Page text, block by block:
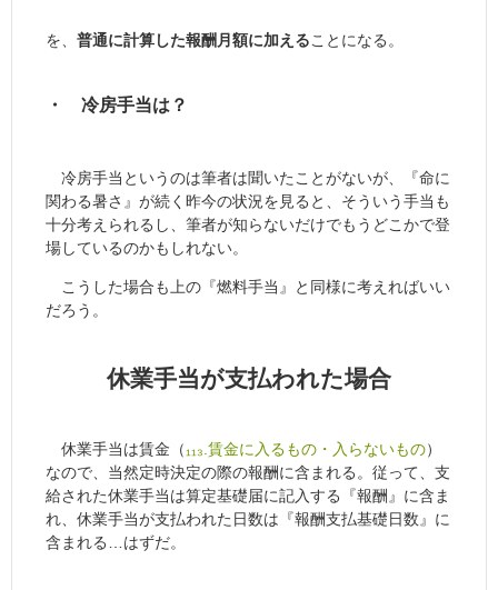
を、 普通に計算した報酬月額に加えることになる。
・ 冷房手当は？
冷房手当というのは筆者は聞いたことがないが、『命に
関わる暑さ』が続く昨今の状況を見ると、そういう手当も
十分考えられるし、筆者が知らないだけでもうどこかで登
場しているのかもしれない。
こうした場合も上の『燃料手当』と同様に考えればいい
だろう。
休業手当が支払われた場合
休業手当は賃金（₁₁₃.賃金に入るもの・入らないもの）
なので、当然定時決定の際の報酬に含まれる。従って、支
給された休業手当は算定基礎届に記入する『報酬』に含ま
れ、休業手当が支払われた日数は『報酬支払基礎日数』に
含まれる…はずだ。